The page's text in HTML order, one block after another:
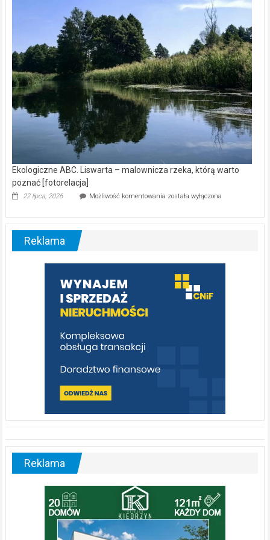
wśród
Ekologiczne ABC. Liswarta – malownicza rzeka, którą warto
poznać [fotorelacja]
22 lipca, 2026 Możliwość komentowania Ekologiczne
–
warto
poznać
[fotorelacja]
została wyłączona
Reklama
Reklama